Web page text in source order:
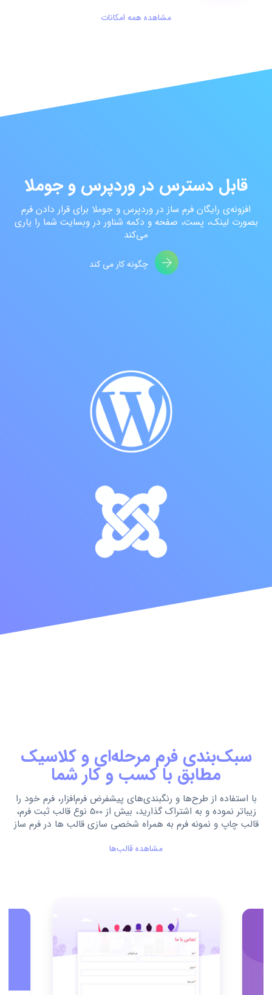
مشاهده همه امکانات
قابل دسترس در وردپرس و جوملا
افزونه‌ی رایگان فرم ساز در وردپرس و جوملا برای قرار دادن فرم
بصورت لینک، پست، صفحه و دکمه شناور در وبسایت شما را یاری
می‌کند
چگونه کار می کند
سبک‌بندی فرم مرحله‌ای و کلاسیک
مطابق با کسب و کار شما
با استفاده از طرح‌ها و رنگبندی‌های پیشفرض فرم‌افزار، فرم خود را
زیباتر نموده و به اشتراک گذارید، بیش از 500 نوع قالب ثبت فرم،
قالب چاپ و نمونه فرم به همراه شخصی سازی قالب ها در فرم ساز
مشاهده قالب‌ها